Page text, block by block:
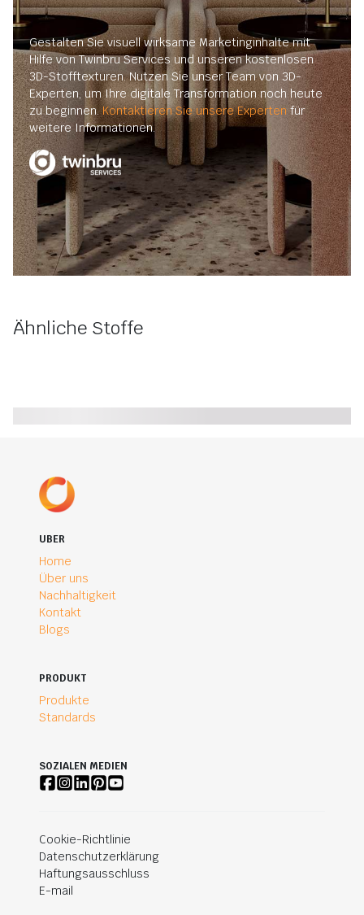
Gestalten Sie visuell wirksame Marketinginhalte mit
Hilfe von Twinbru Services und unseren kostenlosen
3D-Stofftexturen. Nutzen Sie unser Team von 3D-
Experten, um Ihre digitale Transformation noch heute
zu beginnen.Kontaktieren Sie unsere Expertenfür
weitere Informationen.
Ähnliche Stoffe
UBER
Home
Über uns
Nachhaltigkeit
Kontakt
Blogs
PRODUKT
Produkte
Standards
SOZIALEN MEDIEN
Cookie-Richtlinie
Datenschutzerklärung
Haftungsausschluss
E-mail